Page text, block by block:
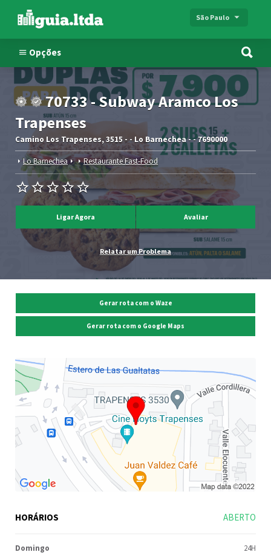
São Paulo
Opções
70733 - Subway Aramco Los
Trapenses
Camino Los Trapenses, 3515 - - Lo Barnechea - - 7690000
Lo Barnechea Restaurante Fast-Food
Ligar Agora Avaliar
Relatar um Problema
Gerar rota com o Waze
Gerar rota com o Google Maps
HORÁRIOS ABERTO
Domingo
24H